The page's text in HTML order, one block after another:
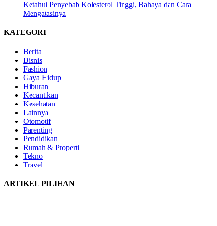
Ketahui Penyebab Kolesterol Tinggi, Bahaya dan Cara
Mengatasinya
KATEGORI
Berita
Bisnis
Fashion
Gaya Hidup
Hiburan
Kecantikan
Kesehatan
Lainnya
Otomotif
Parenting
Pendidikan
Rumah & Properti
Tekno
Travel
ARTIKEL PILIHAN